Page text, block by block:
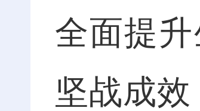
全面提
坚战成